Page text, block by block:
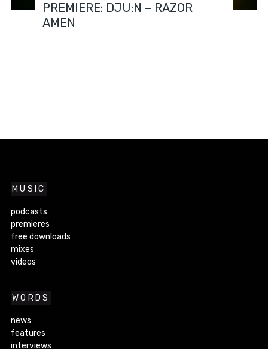
PREMIERE: DJU:N – RAZOR
AMEN
MUSIC
podcasts
premieres
free downloads
mixes
videos
WORDS
news
features
interviews